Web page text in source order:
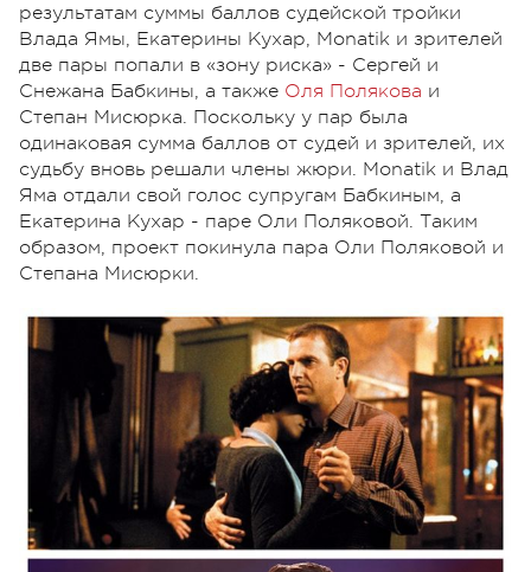
результатам суммы баллов судейской тройки
Влада Ямы, Екатерины Кухар, Monatik и зрителей
две пары попали в «зону риска» - Сергей и
Снежана Бабкины, а также Оля Полякова и
Степан Мисюрка. Поскольку у пар была
одинаковая сумма баллов от судей и зрителей, их
судьбу вновь решали члены жюри. Monatik и Влад
Яма отдали свой голос супругам Бабкиным, а
Екатерина Кухар - паре Оли Поляковой. Таким
образом, проект покинула пара Оли Поляковой и
Степана Мисюрки.